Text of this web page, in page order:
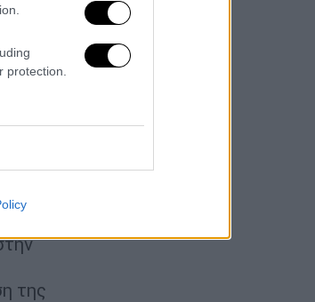
το
από
της